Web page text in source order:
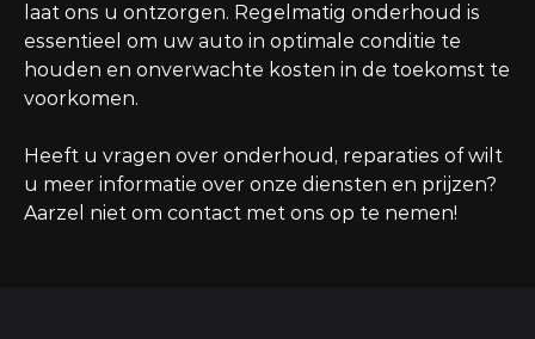
laat ons u ontzorgen. Regelmatig onderhoud is
essentieel om uw auto in optimale conditie te
houden en onverwachte kosten in de toekomst te
voorkomen.
Heeft u vragen over onderhoud, reparaties of wilt
u meer informatie over onze diensten en prijzen?
Aarzel niet om contact met ons op te nemen!